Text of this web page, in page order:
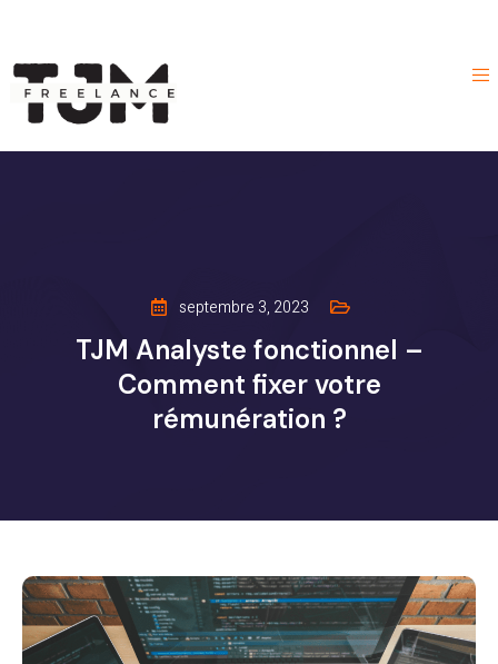
septembre 3, 2023
TJM Analyste fonctionnel –
Comment fixer votre
rémunération ?